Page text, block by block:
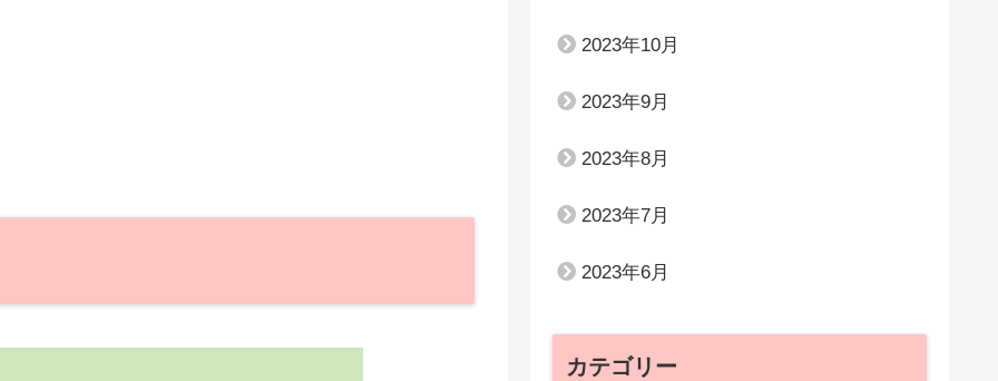
2023年10月
2023年9月
2023年8月
2023年7月
2023年6月
カテゴリー